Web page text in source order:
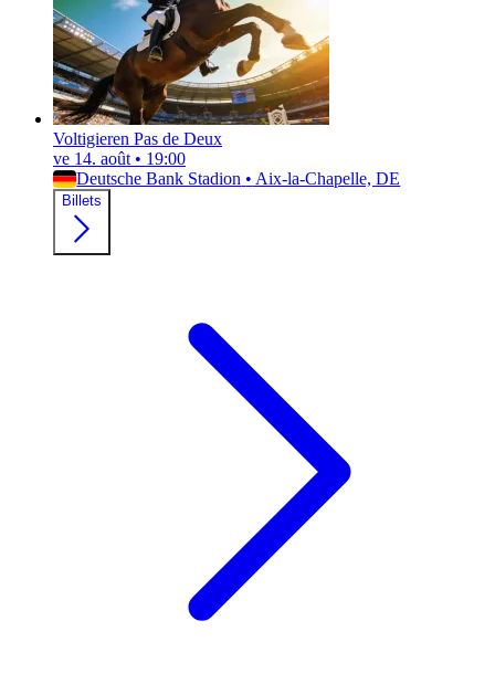
Voltigieren Pas de Deux
ve 14. août • 19:00
Deutsche Bank Stadion • Aix-la-Chapelle, DE
Billets